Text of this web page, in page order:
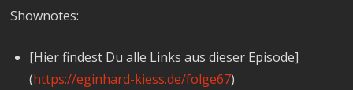
Shownotes:
[Hier findest Du alle Links aus dieser Episode]
(https://eginhard-kiess.de/folge67)